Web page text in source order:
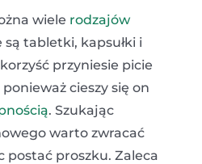
wiele rodzajów
są tabletki, kapsułki i
przyniesie picie
cieszy się on
. Szukając
warto zwracać
postać proszku. Zaleca